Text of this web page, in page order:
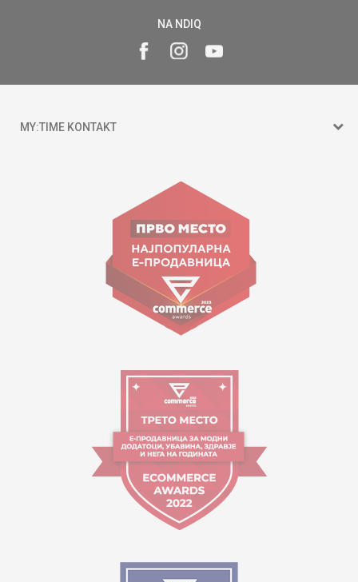
NA NDIQ
MY:TIME KONTAKT
Goce Nikolovski 74 Shkup
contact@mytime.mk
Orari i punës:
09:00 - 17:00